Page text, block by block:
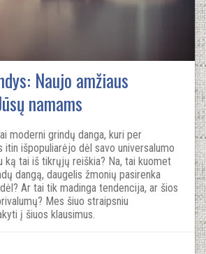
Naujo amžiaus
namams
moderni grindų danga, kuri per
itin išpopuliarėjo dėl savo universalumo
ką tai iš tikrųjų reiškia? Na, tai kuomet
dangą, daugelis žmonių pasirenka
Ar tai tik madinga tendencija, ar šios
Mes šiuo straipsniu
į šiuos klausimus.